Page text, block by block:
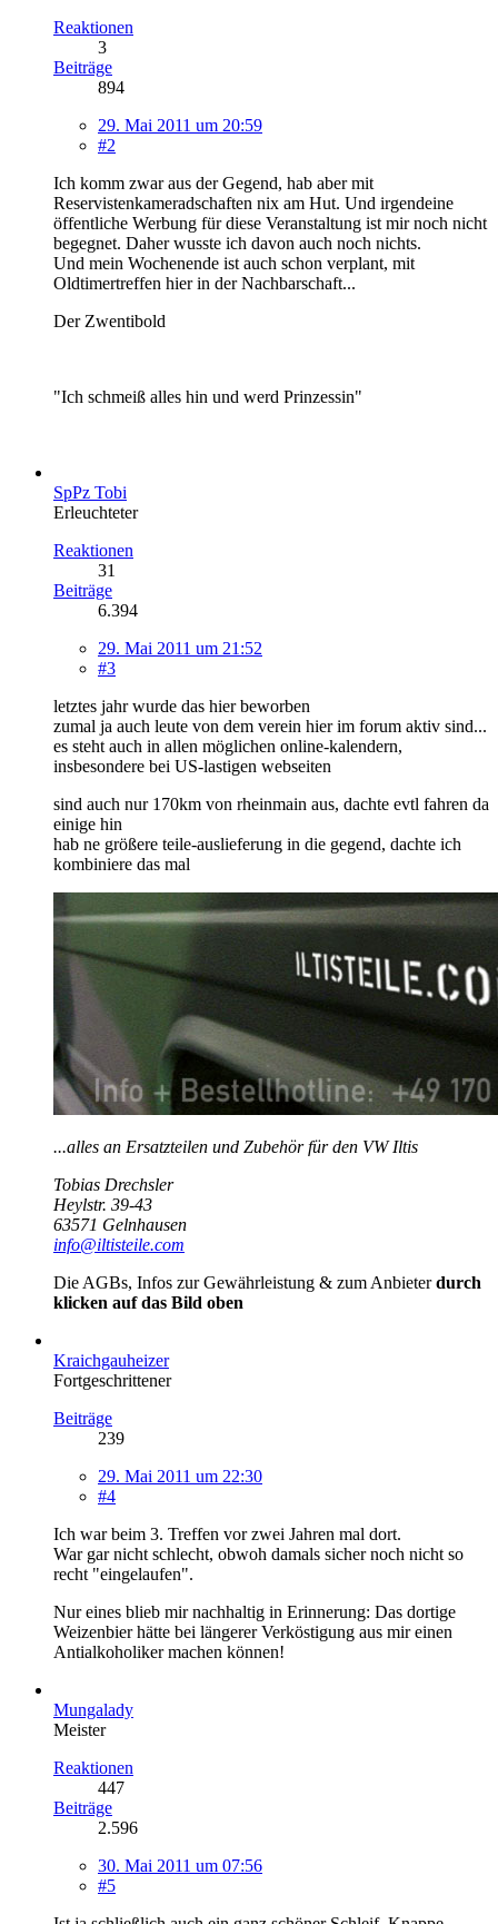
Reaktionen
3
Beiträge
894
29. Mai 2011 um 20:59
#2
Ich komm zwar aus der Gegend, hab aber mit
Reservistenkameradschaften nix am Hut. Und irgendeine
öffentliche Werbung für diese Veranstaltung ist mir noch nicht
begegnet. Daher wusste ich davon auch noch nichts.
Und mein Wochenende ist auch schon verplant, mit
Oldtimertreffen hier in der Nachbarschaft...
Der Zwentibold
"Ich schmeiß alles hin und werd Prinzessin"
SpPz Tobi
Erleuchteter
Reaktionen
31
Beiträge
6.394
29. Mai 2011 um 21:52
#3
letztes jahr wurde das hier beworben
zumal ja auch leute von dem verein hier im forum aktiv sind...
es steht auch in allen möglichen online-kalendern,
insbesondere bei US-lastigen webseiten
sind auch nur 170km von rheinmain aus, dachte evtl fahren da
einige hin
hab ne größere teile-auslieferung in die gegend, dachte ich
kombiniere das mal
...alles an Ersatzteilen und Zubehör für den VW Iltis
Tobias Drechsler
Heylstr. 39-43
63571 Gelnhausen
info@iltisteile.com
Die AGBs, Infos zur Gewährleistung & zum Anbieterdurch
klicken auf das Bild oben
Kraichgauheizer
Fortgeschrittener
Beiträge
239
29. Mai 2011 um 22:30
#4
Ich war beim 3. Treffen vor zwei Jahren mal dort.
War gar nicht schlecht, obwoh damals sicher noch nicht so
recht "eingelaufen".
Nur eines blieb mir nachhaltig in Erinnerung: Das dortige
Weizenbier hätte bei längerer Verköstigung aus mir einen
Antialkoholiker machen können!
Mungalady
Meister
Reaktionen
447
Beiträge
2.596
30. Mai 2011 um 07:56
#5